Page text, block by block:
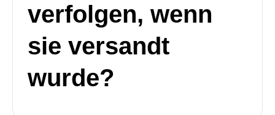
verfolgen, wenn
sie versandt
wurde?